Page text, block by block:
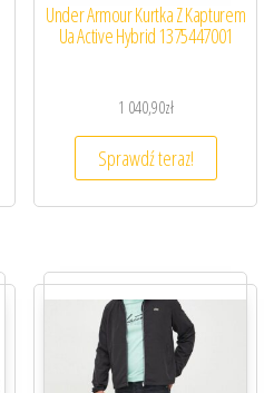
Under Armour Kurtka Z Kapturem
Ua Active Hybrid 1375447001
1 040,90zł
Sprawdź teraz!